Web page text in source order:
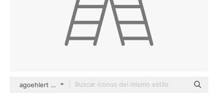
agoehlert Others